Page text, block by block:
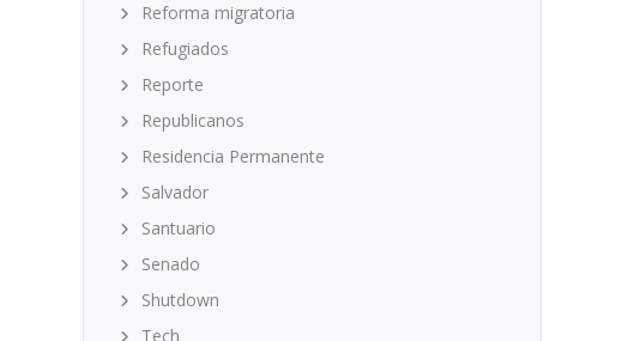
Reforma migratoria
Refugiados
Reporte
Republicanos
Residencia Permanente
Salvador
Santuario
Senado
Shutdown
Tech